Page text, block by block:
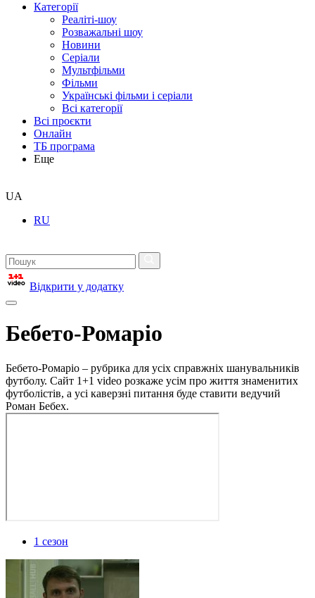
Категорії
Реаліті-шоу
Розважальні шоу
Новини
Серіали
Мультфільми
Фільми
Українські фільми і серіали
Всі категорії
Всі проєкти
Онлайн
ТБ програма
Еще
UA
RU
Відкрити у додатку
Бебето-Ромаріо
Бебето-Ромаріо – рубрика для усіх справжніх шанувальників
футболу. Сайт 1+1 video розкаже усім про життя знаменитих
футболістів, а усі каверзні питання буде ставити ведучий
Роман Бебех.
1 сезон